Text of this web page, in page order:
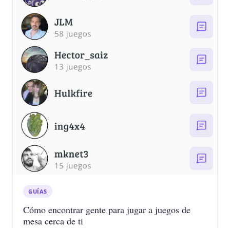
GUÍAS
Cómo encontrar gente para jugar a juegos de
mesa cerca de ti